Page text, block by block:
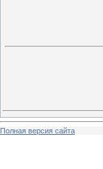
Полная версия сайта